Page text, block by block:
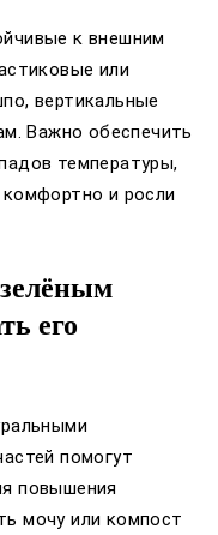
к внешним
или
вертикальные
Важно обеспечить
температуры,
и росли
его
помогут
повышения
мочу или компост